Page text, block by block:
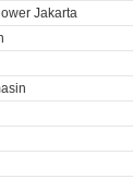
Jakarta